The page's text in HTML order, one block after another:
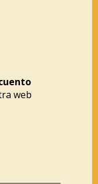
web